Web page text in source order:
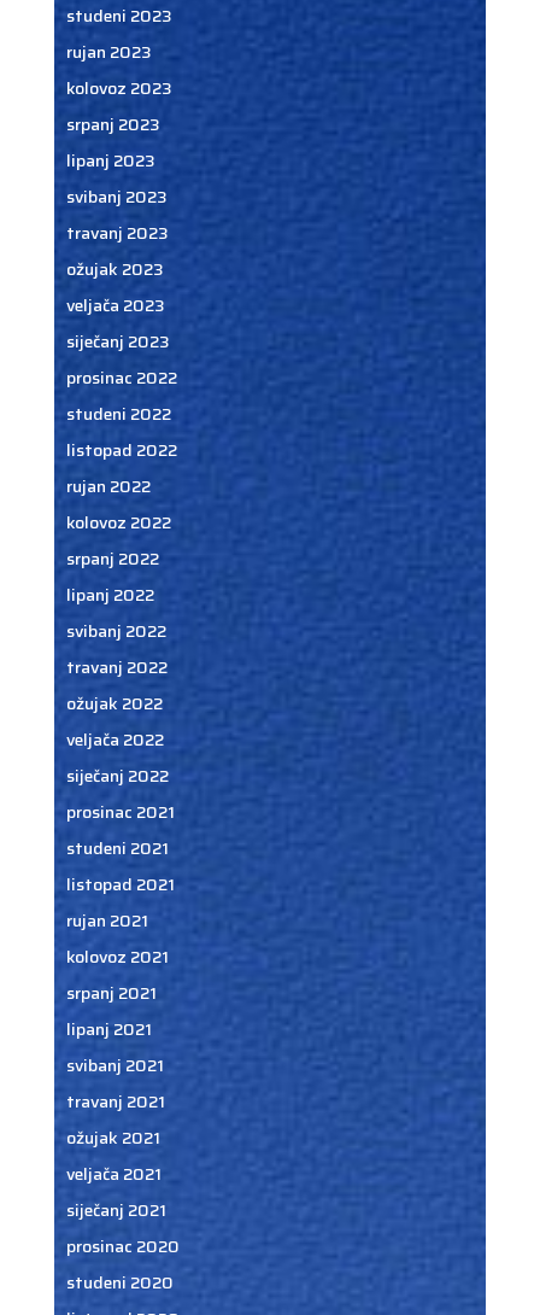
studeni 2023
rujan 2023
kolovoz 2023
srpanj 2023
lipanj 2023
svibanj 2023
travanj 2023
ožujak 2023
veljača 2023
siječanj 2023
prosinac 2022
studeni 2022
listopad 2022
rujan 2022
kolovoz 2022
srpanj 2022
lipanj 2022
svibanj 2022
travanj 2022
ožujak 2022
veljača 2022
siječanj 2022
prosinac 2021
studeni 2021
listopad 2021
rujan 2021
kolovoz 2021
srpanj 2021
lipanj 2021
svibanj 2021
travanj 2021
ožujak 2021
veljača 2021
siječanj 2021
prosinac 2020
studeni 2020